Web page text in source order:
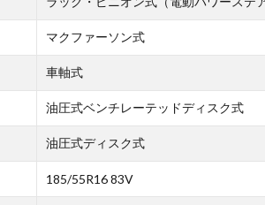
マクファーソン式
車軸式
油圧式ベンチレーテッドディスク式
油圧式ディスク式
185/55R16 83V